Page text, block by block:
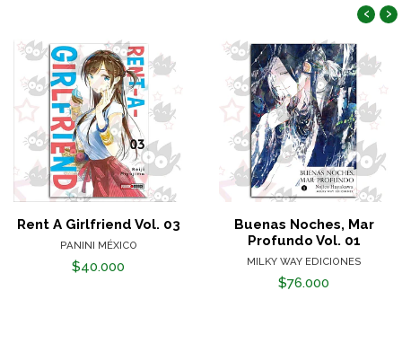
Rent A Girlfriend Vol. 03
PANINI MÉXICO
$40.000
Buenas Noches, Mar
Profundo Vol. 01
MILKY WAY EDICIONES
$76.000
‹ ›